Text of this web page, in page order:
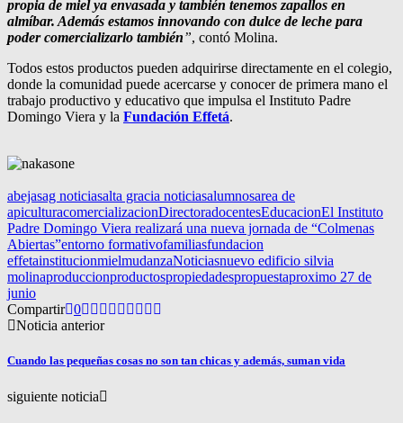
propia de miel ya envasada y también tenemos zapallos en
almíbar. Además estamos innovando con dulce de leche para
poder comercializarlo también”, contó Molina.
Todos estos productos pueden adquirirse directamente en el colegio,
donde la comunidad puede acercarse y conocer de primera mano el
trabajo productivo y educativo que impulsa el Instituto Padre
Domingo Viera y la Fundación Effetá.
abejasag noticiasalta gracia noticiasalumnosarea de
apiculturacomercializacionDirectoradocentesEducacionEl Instituto
Padre Domingo Viera realizará una nueva jornada de “Colmenas
Abiertas”entorno formativofamiliasfundacion
effetainstitucionmielmudanzaNoticiasnuevo edificio silvia
molinaproduccionproductospropiedadespropuestaproximo 27 de
junio
Compartir 0
Noticia anterior
Cuando las pequeñas cosas no son tan chicas y además, suman vida
siguiente noticia